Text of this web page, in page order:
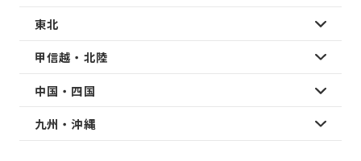
東北
甲信越・北陸
中国・四国
九州・沖縄